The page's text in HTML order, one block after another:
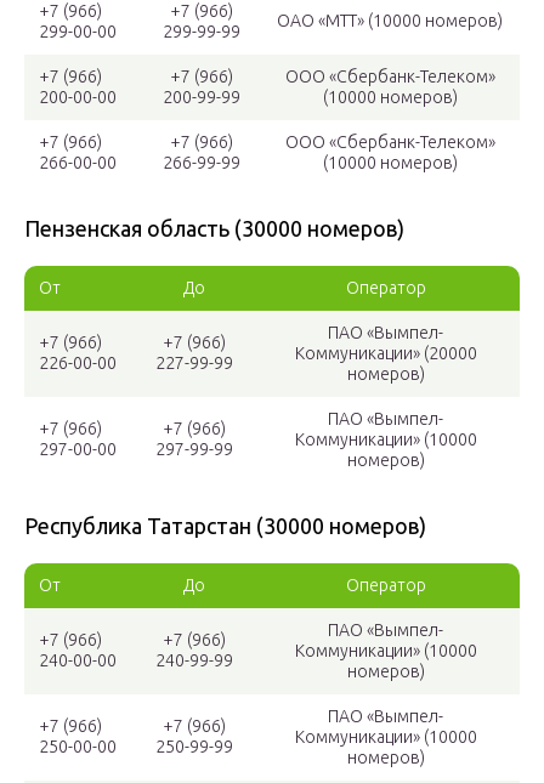
+7 (966)
299-00-00
+7 (966)
299-99-99
ОАО «МТТ» (10000 номеров)
+7 (966)
200-00-00
+7 (966)
200-99-99
ООО «Сбербанк-Телеком»
(10000 номеров)
+7 (966)
266-00-00
+7 (966)
266-99-99
ООО «Сбербанк-Телеком»
(10000 номеров)
Пензенская область (30000 номеров)
От До Оператор
+7 (966)
226-00-00
+7 (966)
227-99-99
ПАО «Вымпел-
Коммуникации» (20000
номеров)
+7 (966)
297-00-00
+7 (966)
297-99-99
ПАО «Вымпел-
Коммуникации» (10000
номеров)
Республика Татарстан (30000 номеров)
От До Оператор
+7 (966)
240-00-00
+7 (966)
240-99-99
ПАО «Вымпел-
Коммуникации» (10000
номеров)
+7 (966)
250-00-00
+7 (966)
250-99-99
ПАО «Вымпел-
Коммуникации» (10000
номеров)